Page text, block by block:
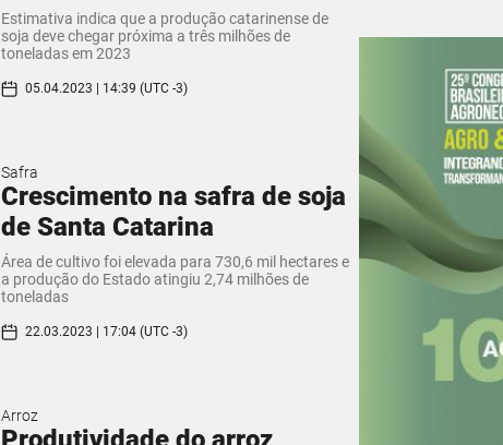
Estimativa indica que a produção catarinense de
soja deve chegar próxima a três milhões de
toneladas em 2023
05.04.2023 | 14:39 (UTC -3)
Safra
Crescimento na safra de soja
de Santa Catarina
Área de cultivo foi elevada para 730,6 mil hectares e
a produção do Estado atingiu 2,74 milhões de
toneladas
22.03.2023 | 17:04 (UTC -3)
Arroz